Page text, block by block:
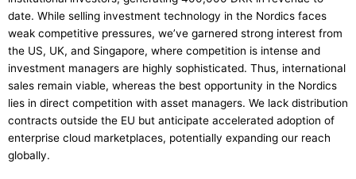
date. While selling investment technology in the Nordics faces
weak competitive pressures, we’ve garnered strong interest from
the US, UK, and Singapore, where competition is intense and
investment managers are highly sophisticated. Thus, international
sales remain viable, whereas the best opportunity in the Nordics
lies in direct competition with asset managers. We lack distribution
contracts outside the EU but anticipate accelerated adoption of
enterprise cloud marketplaces, potentially expanding our reach
globally.